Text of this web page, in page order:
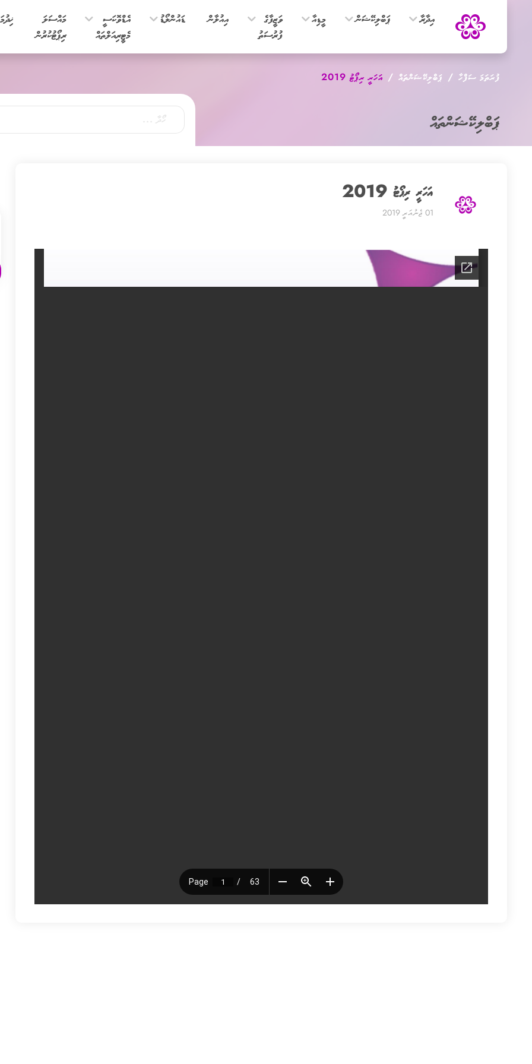
އިދާރާ ޕަބްލިކޭޝަން މީޑިއާ
ވަޒީފާގެ
ފުރުސަތު
އިއުލާން ޑައުންލޯޑު
އެޑްވޮކަސީ
މެޓީރިއަލްތައް
މައްސަލަ
ރިޕޯޓުކުރުން
ފުރަތަމަ ސަފްހާ ޕަބްލިކޭޝަންތައް އަހަރީ ރިޕޯޓު 2019
ޕަބްލިކޭޝަންތައް
އަހަރީ ރިޕޯޓު 2019
01 ޖެނުއަރީ 2019